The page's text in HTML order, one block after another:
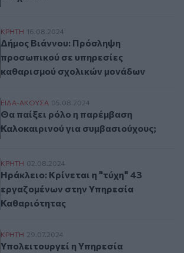
Δήμος Βιάννου: Πρόσληψη προσωπικού
ΚΡΗΤΗ 16.08.2024
Δήμος Βιάννου: Πρόσληψη
προσωπικού σε υπηρεσίες
καθαρισμού σχολικών μονάδων
Θα παίξει ρόλο η παρέμβαση
ΕΙΔΑ-ΑΚΟΥΣΑ 05.08.2024
Θα παίξει ρόλο η παρέμβαση
Καλοκαιρινού για συμβασιούχους;
Ηράκλειο: Κρίνεται η "τύχη" 43
ΚΡΗΤΗ 02.08.2024
Ηράκλειο: Κρίνεται η "τύχη" 43
εργαζομένων στην Υπηρεσία
Καθαριότητας
Υπολειτουργεί η Υπηρεσία
ΚΡΗΤΗ 29.07.2024
Υπολειτουργεί η Υπηρεσία